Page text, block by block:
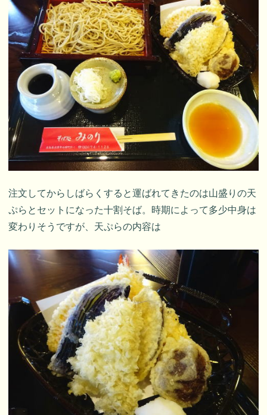
注文してからしばらくすると運ばれてきたのは山盛りの天
ぷらとセットになった十割そば。時期によって多少中身は
変わりそうですが、天ぷらの内容は